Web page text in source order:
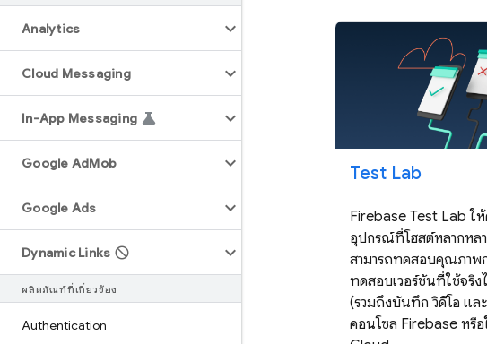
Analytics
Cloud Messaging
In-App Messaging
Google AdMob
Google Ads
Dynamic Links
ผลิตภัณฑ์ที่เกี่ยวข้อง
Authentication
Test Lab
Firebase Test Lab ใ
อุปกรณ์ที่โฮสต์หลากหล
สามารถทดสอบคุณภาพ
ทดสอบเวอร์ชันที่ใช้จริ
(รวมถึงบันทึก วิดีโอ แล
คอนโซล Firebase หรื